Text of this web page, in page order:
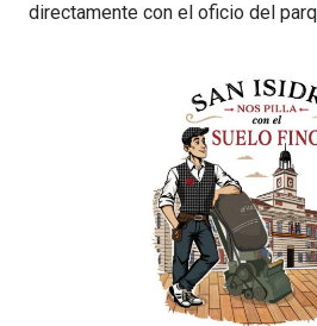
directamente con el oficio del